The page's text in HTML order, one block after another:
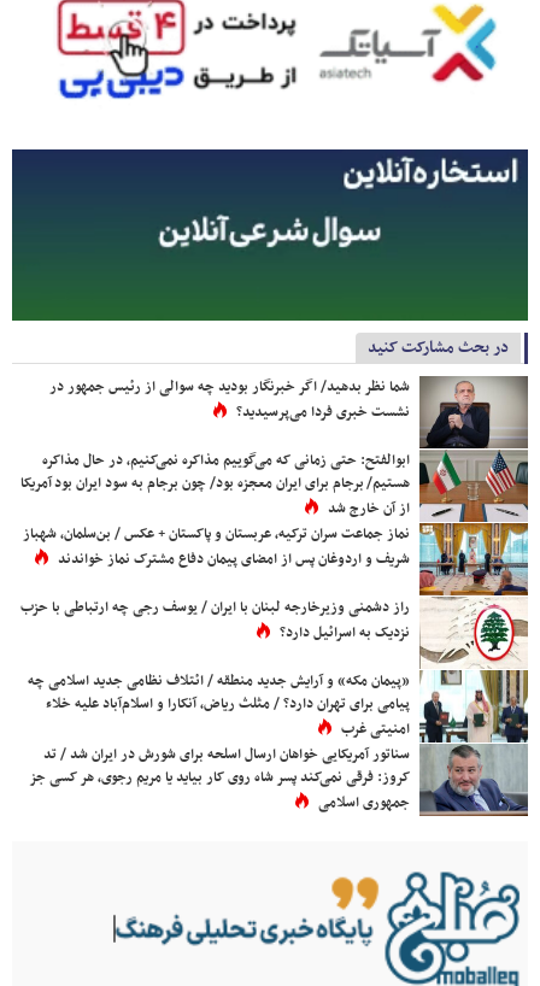
در بحث مشارکت کنید
شما نظر بدهید/ اگر خبرنگار بودید چه سوالی از رئیس جمهور در
نشست خبری فردا می‌پرسیدید؟
ابوالفتح: حتی زمانی که می‌گوییم مذاکره نمی‌کنیم، در حال مذاکره
هستیم/ برجام برای ایران معجزه بود/ چون برجام به سود ایران بود آمریکا
از آن خارج شد
نماز جماعت سران ترکیه، عربستان و پاکستان + عکس / بن‌سلمان، شهباز
شریف و اردوغان پس از امضای پیمان دفاع مشترک نماز خواندند
راز دشمنی وزیرخارجه لبنان با ایران / یوسف رجی چه ارتباطی با حزب
نزدیک به اسرائیل دارد؟
«پیمان مکه» و آرایش جدید منطقه / ائتلاف نظامی جدید اسلامی چه
پیامی برای تهران دارد؟ / مثلث ریاض، آنکارا و اسلام‌آباد علیه خلاء
امنیتی غرب
سناتور آمریکایی خواهان ارسال اسلحه برای شورش در ایران شد / تد
کروز: فرقی نمی‌کند پسر شاه روی کار بیاید یا مریم رجوی، هر کسی جز
جمهوری اسلامی